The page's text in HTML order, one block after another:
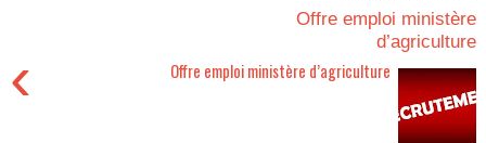
Offre emploi ministère
d’agriculture
› Offre emploi ministère d’agriculture